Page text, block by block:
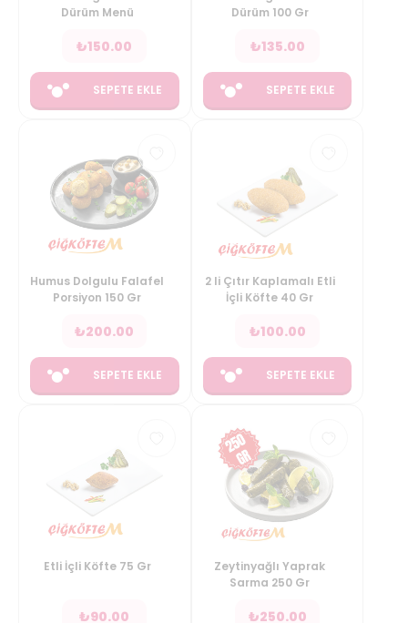
Dürüm Menü
₺150.00
SEPETE EKLE
Dürüm 100 Gr
₺135.00
SEPETE EKLE
Humus Dolgulu Falafel
Porsiyon 150 Gr
₺200.00
SEPETE EKLE
2 li Çıtır Kaplamalı Etli
İçli Köfte 40 Gr
₺100.00
SEPETE EKLE
Etli İçli Köfte 75 Gr
₺90.00
Zeytinyağlı Yaprak
Sarma 250 Gr
₺250.00